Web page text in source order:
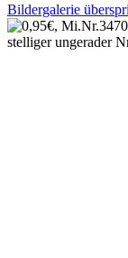
Bildergalerie